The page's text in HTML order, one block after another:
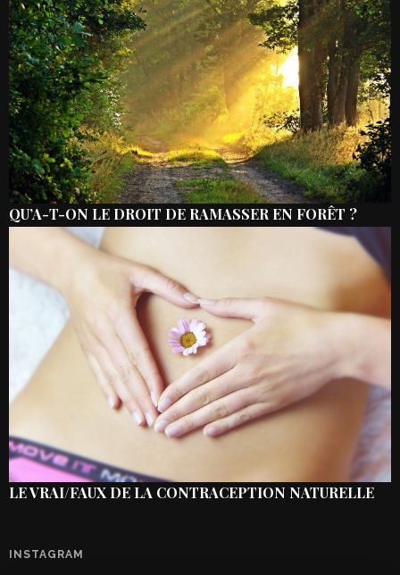
QU’A-T-ON LE DROIT DE RAMASSER EN FORÊT ?
LE VRAI/FAUX DE LA CONTRACEPTION NATURELLE
INSTAGRAM